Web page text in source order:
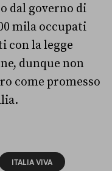
dal governo di
mila occupati
con la legge
dunque non
come promesso
ITALIA VIVA